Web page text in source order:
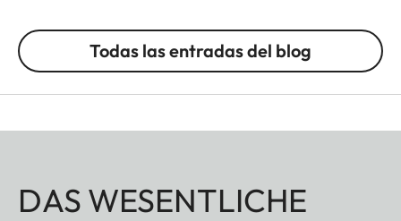
Todas las entradas del blog
DAS WESENTLICHE